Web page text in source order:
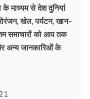
माध्यम से देश दुनियां
खेल, पर्यटन, खान-
समाचारों को आप तक
अन्य जानकारिओं के